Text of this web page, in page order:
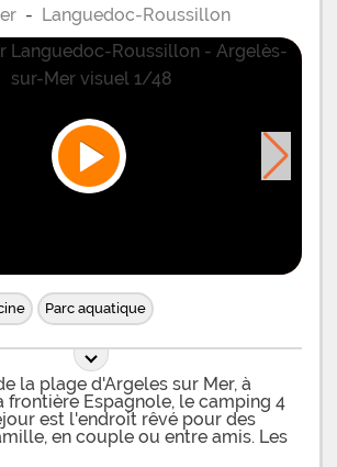
- Languedoc-Roussillon
Parc aquatique
la plage d'Argeles sur Mer, à
frontière Espagnole, le camping 4
est l'endroit rêvé pour des
en couple ou entre amis. Les